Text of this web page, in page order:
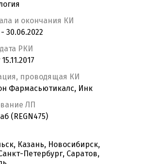
и окончания КИ
- 30.06.2022
РКИ
проводящая КИ
Фармасьютикалс, Инк
ЛП
(REGN475)
Казань, Новосибирск,
Петербург, Саратов,